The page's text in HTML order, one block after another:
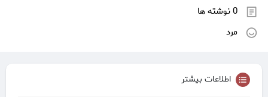
0 نوشته ها
مرد
اطلاعات بیشتر